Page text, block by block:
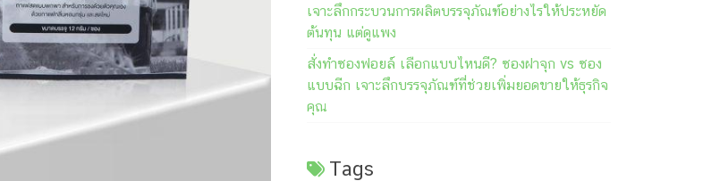
เจาะลึกกระบวนการผลิตบรรจุภัณฑ์อย่างไรให้ประหยัด
ต้นทุน แต่ดูแพง
สั่งทำซองฟอยล์ เลือกแบบไหนดี? ซองฝาจุก vs ซอง
แบบฉีก เจาะลึกบรรจุภัณฑ์ที่ช่วยเพิ่มยอดขายให้ธุรกิจ
คุณ
Tags